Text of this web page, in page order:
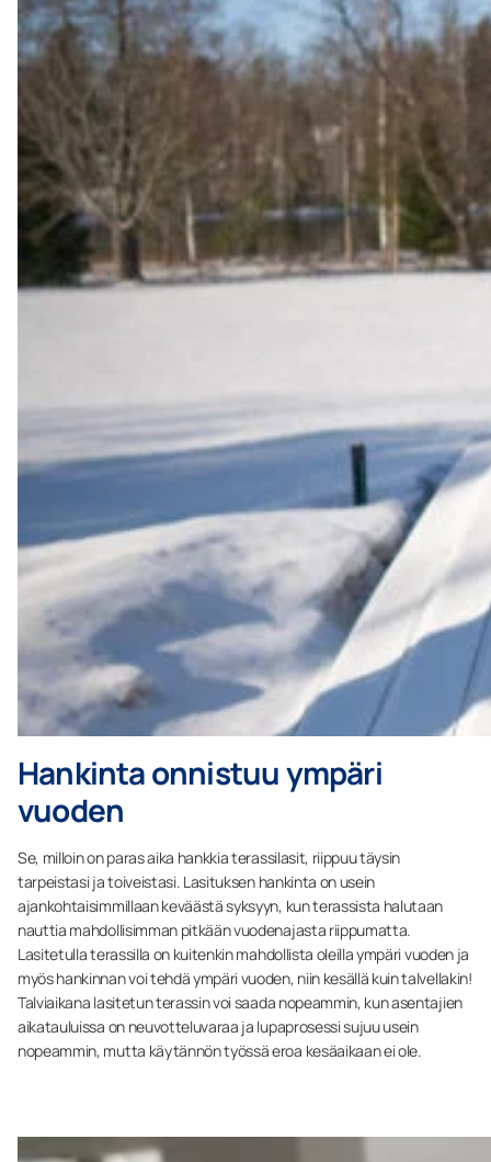
Hankinta onnistuu ympäri
vuoden
Se, milloin on paras aika hankkia terassilasit, riippuu täysin
tarpeistasi ja toiveistasi. Lasituksen hankinta on usein
ajankohtaisimmillaan keväästä syksyyn, kun terassista halutaan
nauttia mahdollisimman pitkään vuodenajasta riippumatta.
Lasitetulla terassilla on kuitenkin mahdollista oleilla ympäri vuoden ja
myös hankinnan voi tehdä ympäri vuoden, niin kesällä kuin talvellakin!
Talviaikana lasitetun terassin voi saada nopeammin, kun asentajien
aikatauluissa on neuvotteluvaraa ja lupaprosessi sujuu usein
nopeammin, mutta käytännön työssä eroa kesäaikaan ei ole.